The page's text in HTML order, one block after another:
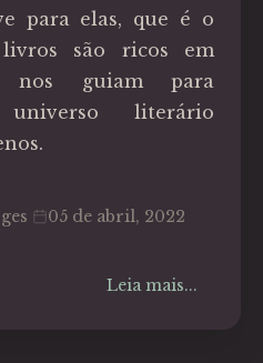
para elas, que é o
livros são ricos em
nos guiam para
literário
05 de abril, 2022
Leia mais...